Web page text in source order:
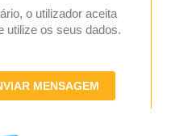
o utilizador aceita
utilize os seus dados.
MENSAGEM